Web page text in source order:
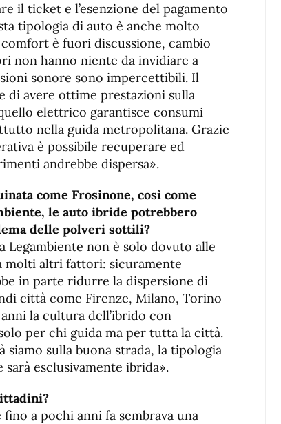
il ticket e l’esenzione del pagamento
tipologia di auto è anche molto
è fuori discussione, cambio
non hanno niente da invidiare a
sonore sono impercettibili. Il
di avere ottime prestazioni sulla
elettrico garantisce consumi
nella guida metropolitana. Grazie
è possibile recuperare ed
andrebbe dispersa».
come Frosinone, così come
le auto ibride potrebbero
delle polveri sottili?
Legambiente non è solo dovuto alle
molti altri fattori: sicuramente
in parte ridurre la dispersione di
città come Firenze, Milano, Torino
la cultura dell’ibrido con
per chi guida ma per tutta la città.
sulla buona strada, la tipologia
esclusivamente ibrida».
a pochi anni fa sembrava una